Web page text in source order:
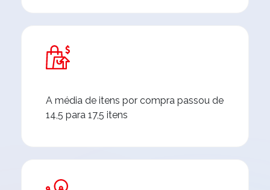
A média de itens por compra passou de
14,5 para 17,5 itens